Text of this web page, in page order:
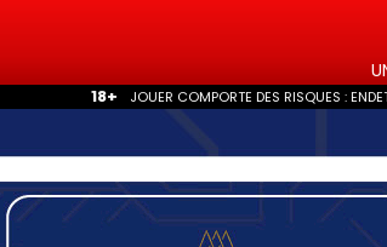
18+ JOUER COMPORTE DES RISQUES :